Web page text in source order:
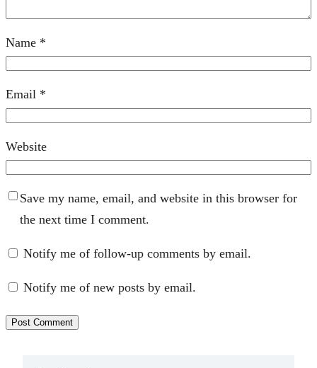
Name *
Email *
Website
Save my name, email, and website in this browser for
the next time I comment.
Notify me of follow-up comments by email.
Notify me of new posts by email.